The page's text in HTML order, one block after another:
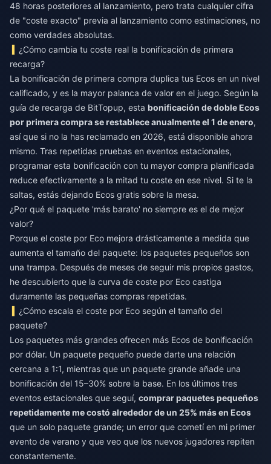
48 horas posteriores al lanzamiento, pero trata cualquier cifra
de "coste exacto" previa al lanzamiento como estimaciones, no
como verdades absolutas.
¿Cómo cambia tu coste real la bonificación de primera
recarga?
La bonificación de primera compra duplica tus Ecos en un nivel
calificado, y es la mayor palanca de valor en el juego. Según la
guía de recarga de BitTopup, esta bonificación de doble Ecos
por primera compra se restablece anualmente el 1 de enero,
así que si no la has reclamado en 2026, está disponible ahora
mismo. Tras repetidas pruebas en eventos estacionales,
programar esta bonificación con tu mayor compra planificada
reduce efectivamente a la mitad tu coste en ese nivel. Si te la
saltas, estás dejando Ecos gratis sobre la mesa.
¿Por qué el paquete 'más barato' no siempre es el de mejor
valor?
Porque el coste por Eco mejora drásticamente a medida que
aumenta el tamaño del paquete: los paquetes pequeños son
una trampa. Después de meses de seguir mis propios gastos,
he descubierto que la curva de coste por Eco castiga
duramente las pequeñas compras repetidas.
¿Cómo escala el coste por Eco según el tamaño del
paquete?
Los paquetes más grandes ofrecen más Ecos de bonificación
por dólar. Un paquete pequeño puede darte una relación
cercana a 1:1, mientras que un paquete grande añade una
bonificación del 15–30% sobre la base. En los últimos tres
eventos estacionales que seguí, comprar paquetes pequeños
repetidamente me costó alrededor de un 25% más en Ecos
que un solo paquete grande; un error que cometí en mi primer
evento de verano y que veo que los nuevos jugadores repiten
constantemente.